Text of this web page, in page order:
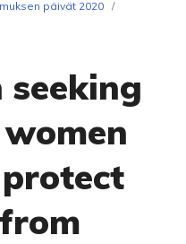
päivät 2020 /